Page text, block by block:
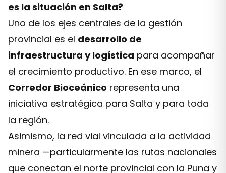
es la situación en Salta?
Uno de los ejes centrales de la gestión
provincial es el desarrollo de
infraestructura y logística para acompañar
el crecimiento productivo. En ese marco, el
Corredor Bioceánico representa una
iniciativa estratégica para Salta y para toda
la región.
Asimismo, la red vial vinculada a la actividad
minera —particularmente las rutas nacionales
que conectan el norte provincial con la Puna y